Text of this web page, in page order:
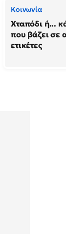
Κοινωνία
Χταπόδι ή...
που βάζει σε
ετικέτες